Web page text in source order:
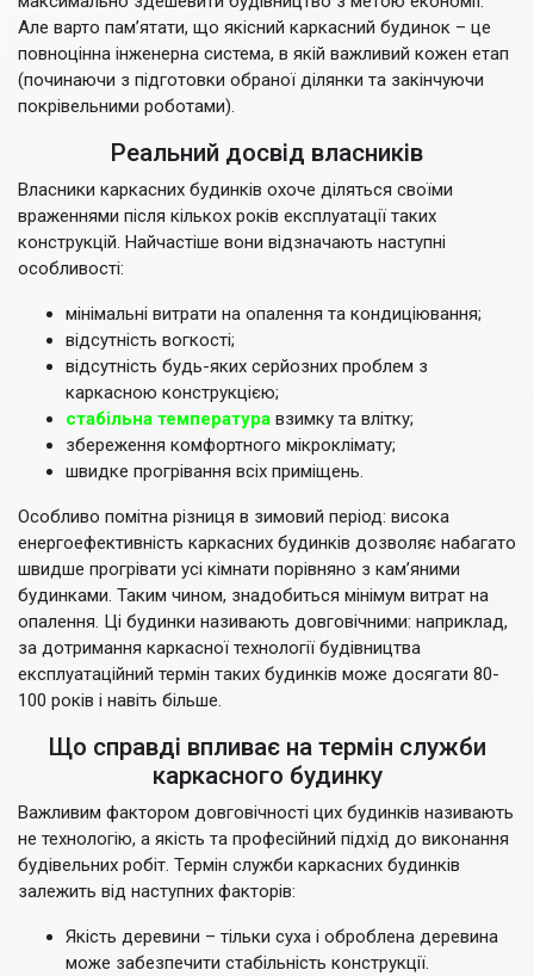
Але варто пам’ятати, що якісний каркасний будинок – це
повноцінна інженерна система, в якій важливий кожен етап
(починаючи з підготовки обраної ділянки та закінчуючи
покрівельними роботами).
Реальний досвід власників
Власники каркасних будинків охоче діляться своїми
враженнями після кількох років експлуатації таких
конструкцій. Найчастіше вони відзначають наступні
особливості:
мінімальні витрати на опалення та кондиціювання;
відсутність вогкості;
відсутність будь-яких серйозних проблем з
каркасною конструкцією;
стабільна температура взимку та влітку;
збереження комфортного мікроклімату;
швидке прогрівання всіх приміщень.
Особливо помітна різниця в зимовий період: висока
енергоефективність каркасних будинків дозволяє набагато
швидше прогрівати усі кімнати порівняно з кам’яними
будинками. Таким чином, знадобиться мінімум витрат на
опалення. Ці будинки називають довговічними: наприклад,
за дотримання каркасної технології будівництва
експлуатаційний термін таких будинків може досягати 80-
100 років і навіть більше.
Що справді впливає на термін служби
каркасного будинку
Важливим фактором довговічності цих будинків називають
не технологію, а якість та професійний підхід до виконання
будівельних робіт. Термін служби каркасних будинків
залежить від наступних факторів:
Якість деревини – тільки суха і оброблена деревина
може забезпечити стабільність конструкції.